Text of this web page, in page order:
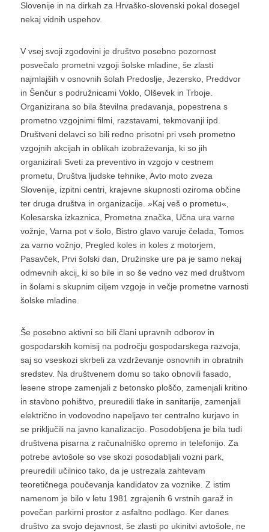
Slovenije in na dirkah za Hrvaško-slovenski pokal dosegel
nekaj vidnih uspehov.
V vsej svoji zgodovini je društvo posebno pozornost
posvečalo prometni vzgoji šolske mladine, še zlasti
najmlajših v osnovnih šolah Predoslje, Jezersko, Preddvor
in Šenčur s podružnicami Voklo, Olševek in Trboje.
Organizirana so bila številna predavanja, popestrena s
prometno vzgojnimi filmi, razstavami, tekmovanji ipd.
Društveni delavci so bili redno prisotni pri vseh prometno
vzgojnih akcijah in oblikah izobraževanja, ki so jih
organizirali Sveti za preventivo in vzgojo v cestnem
prometu, Društva ljudske tehnike, Avto moto zveza
Slovenije, izpitni centri, krajevne skupnosti oziroma občine
ter druga društva in organizacije. »Kaj veš o prometu«,
Kolesarska izkaznica, Prometna značka, Učna ura varne
vožnje, Varna pot v šolo, Bistro glavo varuje čelada, Tomos
za varno vožnjo, Pregled koles in koles z motorjem,
Pasavček, Prvi šolski dan, Družinske ure pa je samo nekaj
odmevnih akcij, ki so bile in so še vedno vez med društvom
in šolami s skupnim ciljem vzgoje in večje prometne varnosti
šolske mladine.
Še posebno aktivni so bili člani upravnih odborov in
gospodarskih komisij na področju gospodarskega razvoja,
saj so vseskozi skrbeli za vzdrževanje osnovnih in obratnih
sredstev. Na društvenem domu so tako obnovili fasado,
lesene strope zamenjali z betonsko ploščo, zamenjali kritino
in stavbno pohištvo, preuredili tlake in sanitarije, zamenjali
električno in vodovodno napeljavo ter centralno kurjavo in
se priključili na javno kanalizacijo. Posodobljena je bila tudi
društvena pisarna z računalniško opremo in telefonijo. Za
potrebe avtošole so vse skozi posodabljali vozni park,
preuredili učilnico tako, da je ustrezala zahtevam
teoretičnega poučevanja kandidatov za voznike. Z istim
namenom je bilo v letu 1981 zgrajenih 6 vrstnih garaž in
povečan parkirni prostor z asfaltno podlago. Ker danes
društvo za svojo dejavnost, še zlasti po ukinitvi avtošole, ne